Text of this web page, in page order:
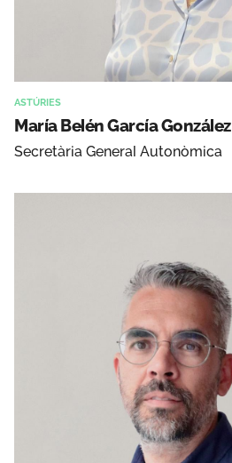
ASTÚRIES
María Belén García González
Secretària General Autonòmica